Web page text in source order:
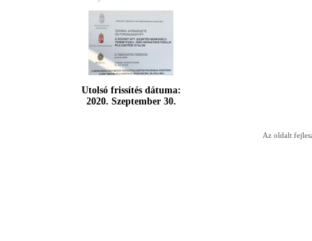
Utolsó frissítés dátuma:
2020. Szeptember 30.
Az oldalt